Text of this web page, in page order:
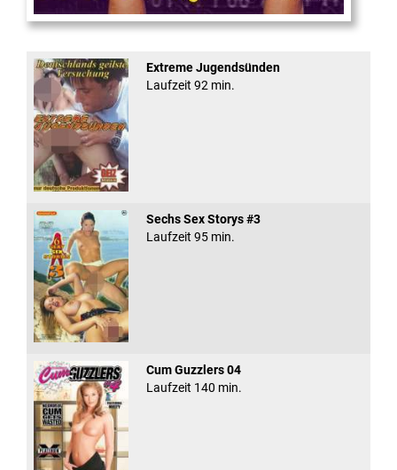
Virtual Reality
Extreme Jugendsünden
Laufzeit 92 min.
Sechs Sex Storys #3
Laufzeit 95 min.
Cum Guzzlers 04
Laufzeit 140 min.